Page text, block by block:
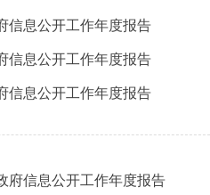
信息公开工作年度报告
信息公开工作年度报告
信息公开工作年度报告
府信息公开工作年度报告